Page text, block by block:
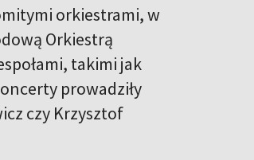
orkiestrami, w
Orkiestrą
takimi jak
prowadziły
czy Krzysztof